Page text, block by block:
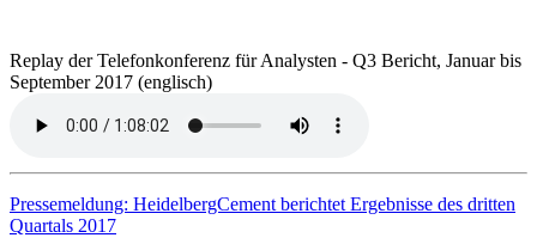
Replay der Telefonkonferenz für Analysten - Q3 Bericht, Januar bis
September 2017 (englisch)
Pressemeldung: HeidelbergCement berichtet Ergebnisse des dritten
Quartals 2017